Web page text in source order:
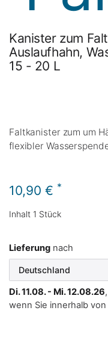
Kanister zum
Auslaufhahn,
15 - 20 L
Faltkanister zum um
flexibler
10,90 € *
Inhalt 1 Stück
Lieferung nach
Di. 11.08. - Mi. 12.08.26,
wenn Sie innerhalb von